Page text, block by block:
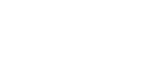
фиксации.
Эластичность материала